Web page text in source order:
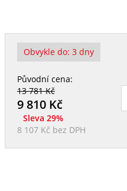
Obvykle do: 3 dny
Původní cena:
13 781 Kč
9 810Kč
Sleva 29%
8 107 Kč bez DPH